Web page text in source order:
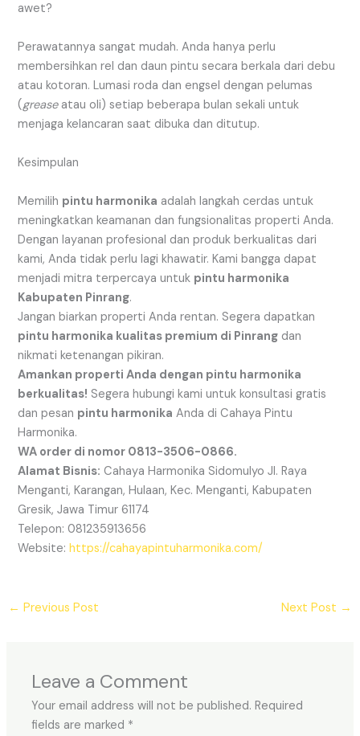
awet?
Perawatannya sangat mudah. Anda hanya perlu
membersihkan rel dan daun pintu secara berkala dari debu
atau kotoran. Lumasi roda dan engsel dengan pelumas
(greaseatau oli) setiap beberapa bulan sekali untuk
menjaga kelancaran saat dibuka dan ditutup.
Kesimpulan
Memilih pintu harmonika adalah langkah cerdas untuk
meningkatkan keamanan dan fungsionalitas properti Anda.
Dengan layanan profesional dan produk berkualitas dari
kami, Anda tidak perlu lagi khawatir. Kami bangga dapat
menjadi mitra terpercaya untuk pintu harmonika
Kabupaten Pinrang.
Jangan biarkan properti Anda rentan. Segera dapatkan
pintu harmonika kualitas premium di Pinrang dan
nikmati ketenangan pikiran.
Amankan properti Anda dengan pintu harmonika
berkualitas! Segera hubungi kami untuk konsultasi gratis
dan pesan pintu harmonika Anda di Cahaya Pintu
Harmonika.
WA order di nomor 0813-3506-0866.
Alamat Bisnis: Cahaya Harmonika Sidomulyo Jl. Raya
Menganti, Karangan, Hulaan, Kec. Menganti, Kabupaten
Gresik, Jawa Timur 61174
Telepon: 081235913656
Website:https://cahayapintuharmonika.com/
← Previous Post Next Post →
Leave a Comment
Your email address will not be published. Required
fields are marked *